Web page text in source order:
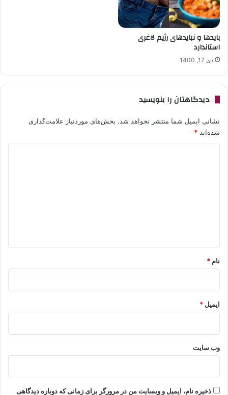
بایدها و نبایدهای رژیم لاغری
استاندارد
دی 17, 1400
دیدگاهتان را بنویسید
نشانی ایمیل شما منتشر نخواهد شد. بخش‌های موردنیاز علامت‌گذاری
شده‌اند *
نام *
ایمیل *
وب‌ سایت
ذخیره نام، ایمیل و وبسایت من در مرورگر برای زمانی که دوباره دیدگاهی